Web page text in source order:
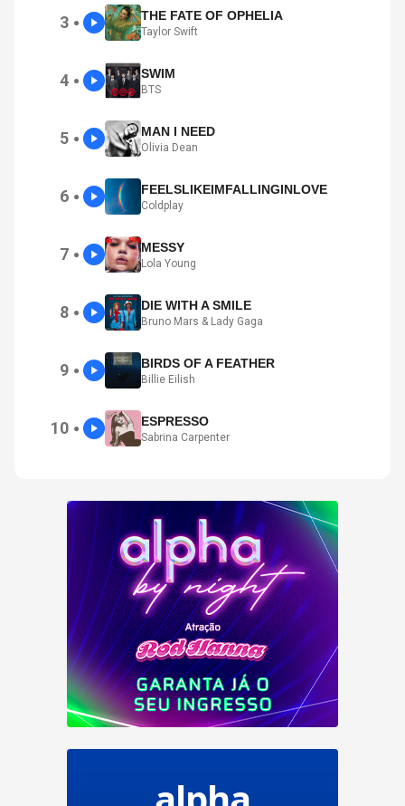
3 ● THE FATE OF OPHELIA
Taylor Swift
4 ● SWIM
BTS
5 ● MAN I NEED
Olivia Dean
6 ● FEELSLIKEIMFALLINGINLOVE
Coldplay
7 ● MESSY
Lola Young
8 ● DIE WITH A SMILE
Bruno Mars & Lady Gaga
9 ● BIRDS OF A FEATHER
Billie Eilish
10 ● ESPRESSO
Sabrina Carpenter